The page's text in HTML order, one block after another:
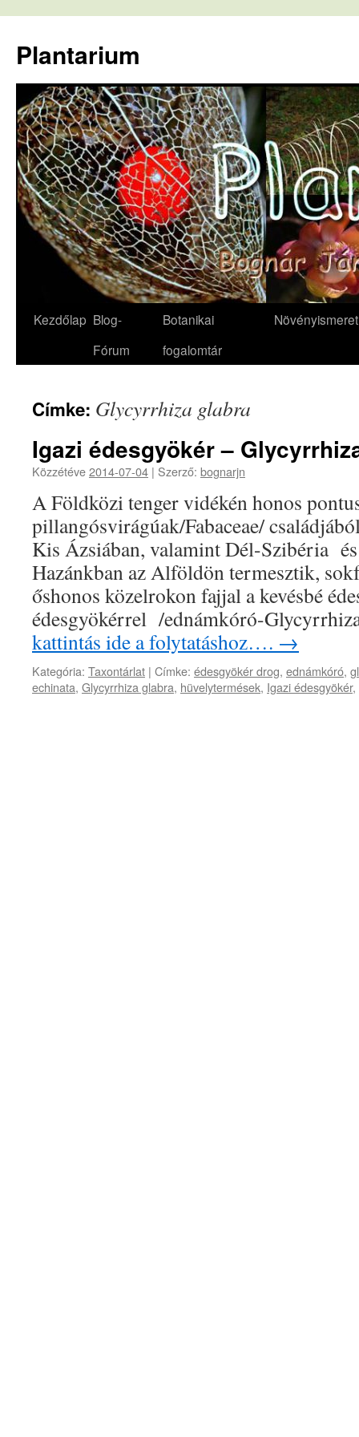
tartalomba
Plantarium
Kezdőlap Blog-
Fórum
Botanikai
fogalomtár
Növényismeret
Címke: Glycyrrhiza glabra
Igazi édesgyökér –
Közzétéve2014-07-04 | Szerző: bognarjn
A Földközi tenger vidékén honos
pillangósvirágúak/Fabaceae/
Kis Ázsiában, valamint Dél-Szibéria
Hazánkban az Alföldön termesztik,
őshonos közelrokon fajjal a kevésbé
édesgyökérrel /ednámkóró-
kattintás ide a folytatáshoz…. →
Kategória: Taxontárlat | Címke: édesgyökér drog, ednámkóró,
echinata, Glycyrrhiza glabra, hüvelytermések, Igazi édesgyökér,